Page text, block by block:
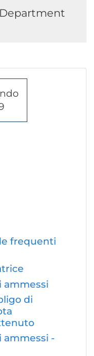
Department
frequenti
ammessi
di
ammessi -